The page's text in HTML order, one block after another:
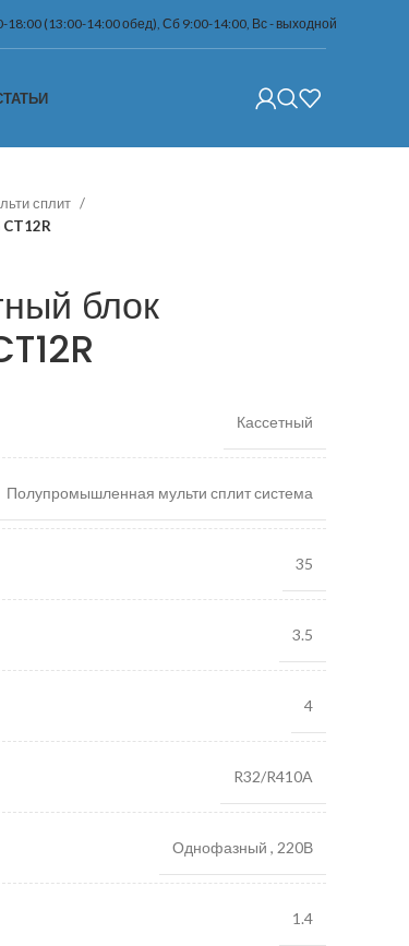
(13:00-14:00 обед), Сб 9:00-14:00, Вс - выходной
сплит
блок
Кассетный
Полупромышленная мульти сплит система
35
3.5
4
R32/R410A
Однофазный , 220В
1.4